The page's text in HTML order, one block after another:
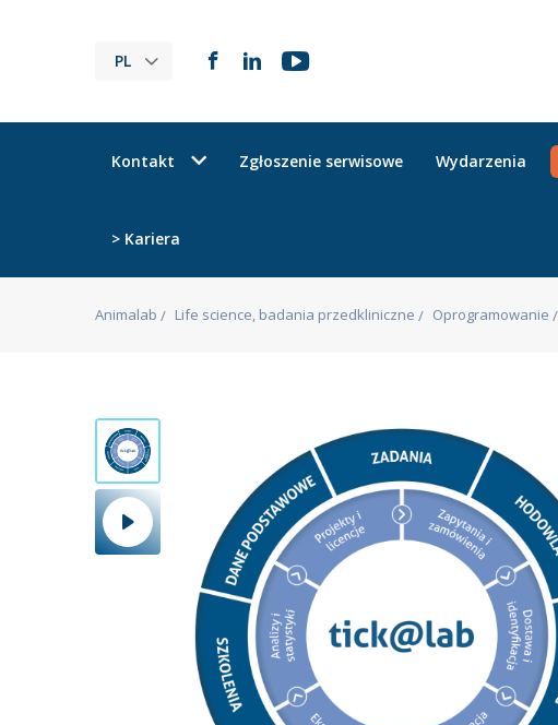
PL
Kontakt Zgłoszenie serwisowe Wydarzenia
> Kariera
Animalab Life science, badania przedkliniczne Oprogramowanie